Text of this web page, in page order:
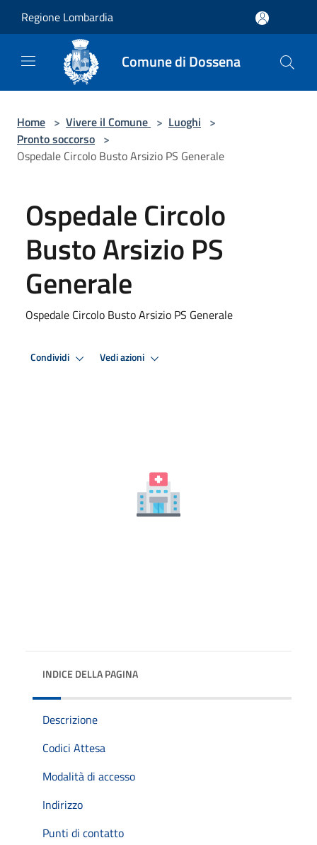
Regione Lombardia
Comune di Dossena
Home > Vivere il Comune > Luoghi >
Pronto soccorso >
Ospedale Circolo Busto Arsizio PS Generale
Ospedale Circolo
Busto Arsizio PS
Generale
Ospedale Circolo Busto Arsizio PS Generale
Condividi Vedi azioni
INDICE DELLA PAGINA
Descrizione
Codici Attesa
Modalità di accesso
Indirizzo
Punti di contatto